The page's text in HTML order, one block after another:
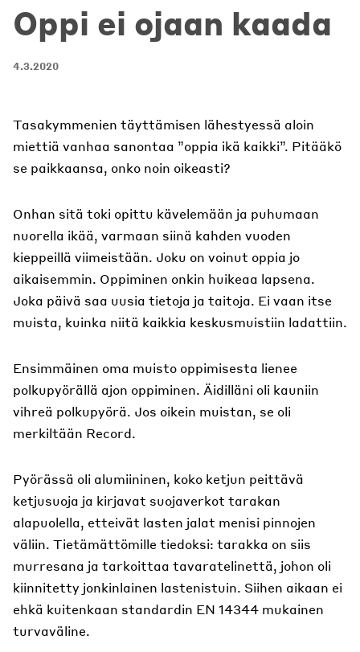
Oppi ei ojaan kaada
4.3.2020
Tasakymmenien täyttämisen lähestyessä aloin
miettiä vanhaa sanontaa ”oppia ikä kaikki”. Pitääkö
se paikkaansa, onko noin oikeasti?
Onhan sitä toki opittu kävelemään ja puhumaan
nuorella ikää, varmaan siinä kahden vuoden
kieppeillä viimeistään. Joku on voinut oppia jo
aikaisemmin. Oppiminen onkin huikeaa lapsena.
Joka päivä saa uusia tietoja ja taitoja. Ei vaan itse
muista, kuinka niitä kaikkia keskusmuistiin ladattiin.
Ensimmäinen oma muisto oppimisesta lienee
polkupyörällä ajon oppiminen. Äidilläni oli kauniin
vihreä polkupyörä. Jos oikein muistan, se oli
merkiltään Record.
Pyörässä oli alumiininen, koko ketjun peittävä
ketjusuoja ja kirjavat suojaverkot tarakan
alapuolella, etteivät lasten jalat menisi pinnojen
väliin. Tietämättömille tiedoksi: tarakka on siis
murresana ja tarkoittaa tavaratelinettä, johon oli
kiinnitetty jonkinlainen lastenistuin. Siihen aikaan ei
ehkä kuitenkaan standardin EN 14344 mukainen
turvaväline.